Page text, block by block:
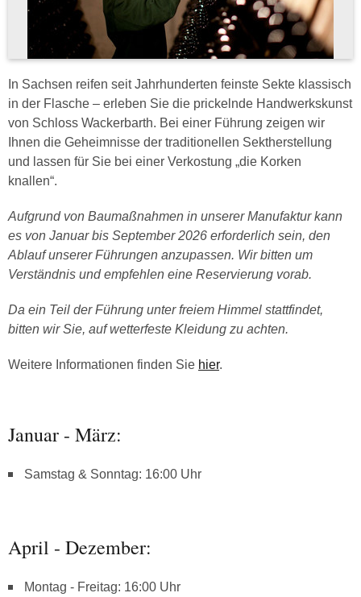
In Sachsen reifen seit Jahrhunderten feinste Sekte klassisch
in der Flasche – erleben Sie die prickelnde Handwerkskunst
von Schloss Wackerbarth. Bei einer Führung zeigen wir
Ihnen die Geheimnisse der traditionellen Sektherstellung
und lassen für Sie bei einer Verkostung „die Korken
knallen“.
Aufgrund von Baumaßnahmen in unserer Manufaktur kann
es von Januar bis September 2026 erforderlich sein, den
Ablauf unserer Führungen anzupassen. Wir bitten um
Verständnis und empfehlen eine Reservierung vorab.
Da ein Teil der Führung unter freiem Himmel stattfindet,
bitten wir Sie, auf wetterfeste Kleidung zu achten.
Weitere Informationen finden Sie hier.
Januar - März:
Samstag & Sonntag: 16:00 Uhr
April - Dezember:
Montag - Freitag: 16:00 Uhr